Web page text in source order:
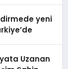
yeni
Uzanan